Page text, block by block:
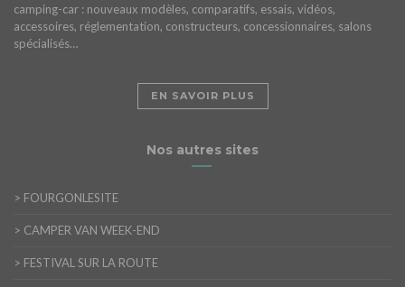
camping-car : nouveaux modèles, comparatifs, essais, vidéos,
accessoires, réglementation, constructeurs, concessionnaires, salons
spécialisés…
EN SAVOIR PLUS
Nos autres sites
> FOURGONLESITE
> CAMPER VAN WEEK-END
> FESTIVAL SUR LA ROUTE